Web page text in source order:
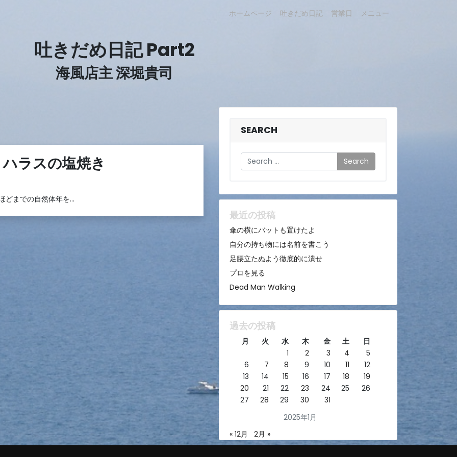
ホームページ 吐きだめ日記 営業日 メニュー
吐きだめ日記 Part2
海風店主 深堀貴司
ラスの塩焼き
どまでの自然体年を…
SEARCH
Search
最近の投稿
傘の横にバットも置けたよ
自分の持ち物には名前を書こう
足腰立たぬよう徹底的に潰せ
プロを見る
Dead Man Walking
過去の投稿
2025年1月
月 火 水 木 金 土
日
1
2 3 4
5
6
7 8 9 10 11
12
13
14 15 16 17 18
19
20
21 22 23 24 25
26
27
28 29 30 31
« 12月 2月 »